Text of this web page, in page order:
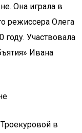
Она играла в
режиссера Олега
году. Участвовала
Ивана
в